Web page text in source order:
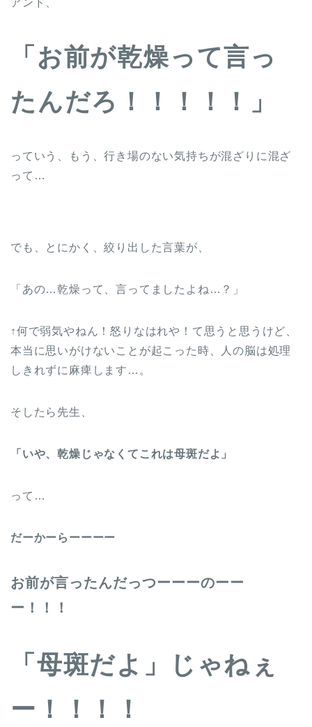
アンド、
「お前が乾燥って言っ
たんだろ！！！！！」
っていう、もう、行き場のない気持ちが混ざりに混ざ
って…
でも、とにかく、絞り出した言葉が、
「あの…乾燥って、言ってましたよね…？」
↑何で弱気やねん！怒りなはれや！て思うと思うけど、
本当に思いがけないことが起こった時、人の脳は処理
しきれずに麻痺します…。
そしたら先生、
「いや、乾燥じゃなくてこれは母斑だよ」
って…
だーかーらーーーー
お前が言ったんだっつーーーのーー
ー！！！
「母斑だよ」じゃねぇ
ー！！！！